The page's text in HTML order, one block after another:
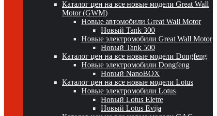
Каталог цен на все новые модели Great Wall
Motor (GWM)
Новые автомобили Great Wall Motor
Новый Tank 300
Новые электромобили Great Wall Motor
Новый Tank 500
Каталог цен на все новые модели Dongfeng
Новые электромобили Dongfeng
Новый NanoBOX
Каталог цен на все новые модели Lotus
Новые электромобили Lotus
Новый Lotus Eletre
Новый Lotus Evija